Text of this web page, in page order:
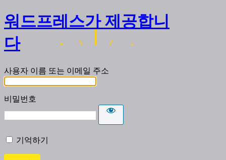
워드프레스가 제공합니
다
사용자 이름 또는 이메일 주소
비밀번호
기억하기